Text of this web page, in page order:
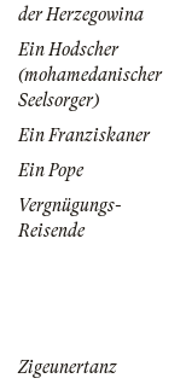
der Herzegowina
Ein Hodscher
(mohamedanischer
Seelsorger)
Ein Franziskaner
Ein Pope
Vergnügungs-
Reisende
Zigeunertanz